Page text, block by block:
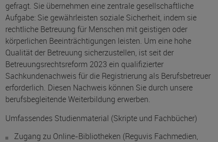
gefragt. Sie übernehmen eine zentrale gesellschaftliche
Aufgabe: Sie gewährleisten soziale Sicherheit, indem sie
rechtliche Betreuung für Menschen mit geistigen oder
körperlichen Beeinträchtigungen leisten. Um eine hohe
Qualität der Betreuung sicherzustellen, ist seit der
Betreuungsrechtsreform 2023 ein qualifizierter
Sachkundenachweis für die Registrierung als Berufsbetreuer
erforderlich. Diesen Nachweis können Sie durch unsere
berufsbegleitende Weiterbildung erwerben.
Umfassendes Studienmaterial (Skripte und Fachbücher)
Zugang zu Online-Bibliotheken (Reguvis Fachmedien,